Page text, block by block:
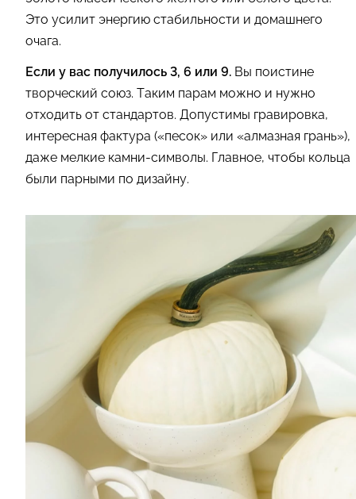
Это усилит энергию стабильности и домашнего
очага.
Если у вас получилось 3, 6 или 9. Вы поистине
творческий союз. Таким парам можно и нужно
отходить от стандартов. Допустимы гравировка,
интересная фактура («песок» или «алмазная грань»),
даже мелкие камни-символы. Главное, чтобы кольца
были парными по дизайну.